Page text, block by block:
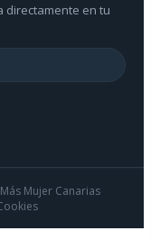
directamente en tu
Mujer Canarias